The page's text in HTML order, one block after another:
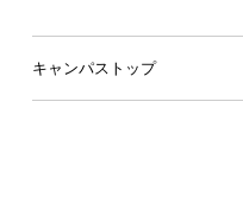
キャンパストップ